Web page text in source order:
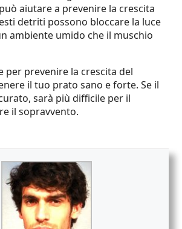
aiutare a prevenire la crescita
detriti possono bloccare la luce
ambiente umido che il muschio
per prevenire la crescita del
il tuo prato sano e forte. Se il
sarà più difficile per il
il sopravvento.